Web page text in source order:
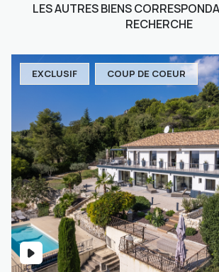
LES AUTRES BIENS
RECHERCHE
EXCLUSIF COUP DE COEUR